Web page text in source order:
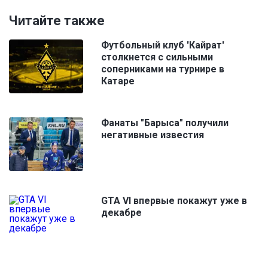
Читайте также
Футбольный клуб 'Кайрат'
столкнется с сильными
соперниками на турнире в
Катаре
Фанаты "Барыса" получили
негативные известия
GTA VI впервые покажут уже в
декабре